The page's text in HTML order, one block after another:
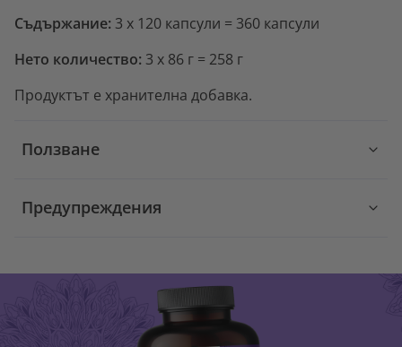
Съдържание: 3 x 120 капсули = 360 капсули
Нето количество: 3 x 86 г = 258 г
Продуктът е хранителна добавка.
Ползване
Предупреждения